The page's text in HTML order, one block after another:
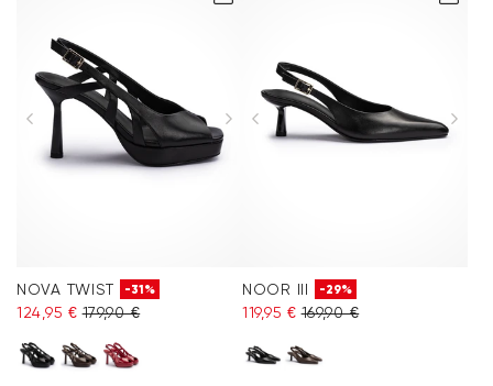
NOVA TWIST -31%
124,95 € 179,90 €
NOOR III -29%
119,95 € 169,90 €